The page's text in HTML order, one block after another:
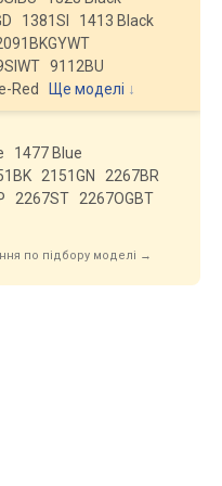
1381SI
1413 Black
9112BU
Red
Ще моделі ↓
1477 Blue
2151GN
2267BR
2267ST
2267OGBT
по підбору моделі →